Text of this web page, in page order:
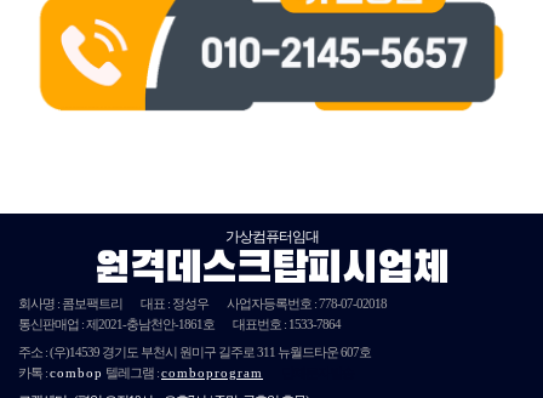
가상컴퓨터임대
원격데스크탑피시업체
회사명 : 콤보팩트리 대표 : 정성우 사업자등록번호 :778-07-02018
통신판매업 : 제 2021-충남천안-1861호
대표번호 : 1533-7864
주소 :(우)14539 경기도 부천시 원미구 길주로 311 뉴월드타운 607호
카톡 :combop 텔레그램 :comboprogram